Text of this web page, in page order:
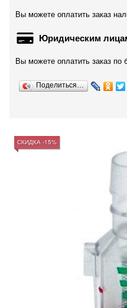
Вы можете оплатить заказ
Юридическим
Вы можете оплатить заказ по
Поделиться…
СКИДКА -15%